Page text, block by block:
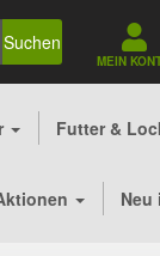
Suchen
MEIN
Futter &
Neu